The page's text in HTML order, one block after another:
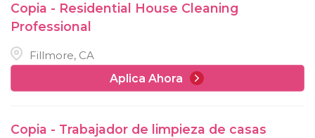
Copia - Residential House Cleaning
Professional
Fillmore, CA
Aplica Ahora
Copia - Trabajador de limpieza de casas